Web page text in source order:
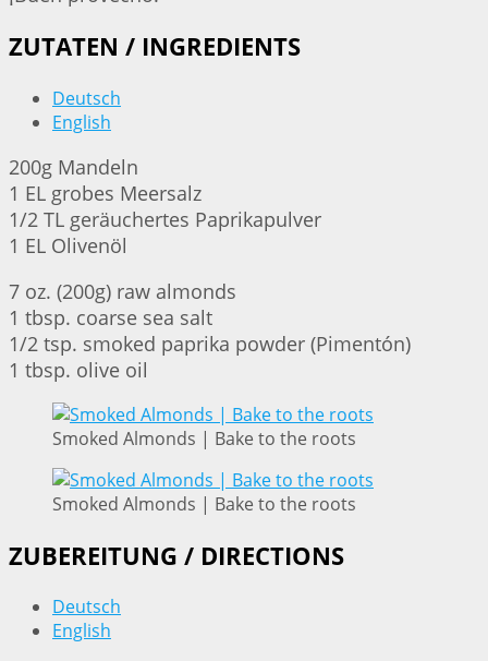
ZUTATEN / INGREDIENTS
Deutsch
English
200g Mandeln
1 EL grobes Meersalz
1/2 TL geräuchertes Paprikapulver
1 EL Olivenöl
7 oz. (200g) raw almonds
1 tbsp. coarse sea salt
1/2 tsp. smoked paprika powder (Pimentón)
1 tbsp. olive oil
Smoked Almonds | Bake to the roots
Smoked Almonds | Bake to the roots
ZUBEREITUNG / DIRECTIONS
Deutsch
English